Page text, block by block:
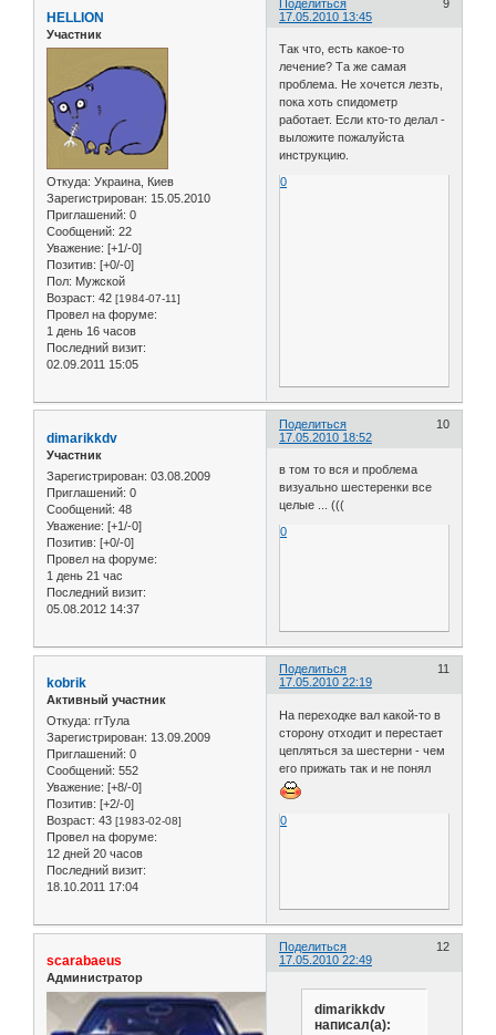
Поделиться
9
17.05.2010 13:45
HELLION
Участник
Откуда: Украина, Киев
Зарегистрирован: 15.05.2010
Приглашений: 0
Сообщений: 22
Уважение: [+1/-0]
Позитив: [+0/-0]
Пол: Мужской
Возраст: 42 [1984-07-11]
Провел на форуме:
1 день 16 часов
Последний визит:
02.09.2011 15:05
Так что, есть какое-то
лечение? Та же самая
проблема. Не хочется лезть,
пока хоть спидометр
работает. Если кто-то делал -
выложите пожалуйста
инструкцию.
0
Поделиться
10
17.05.2010 18:52
dimarikkdv
Участник
Зарегистрирован: 03.08.2009
Приглашений: 0
Сообщений: 48
Уважение: [+1/-0]
Позитив: [+0/-0]
Провел на форуме:
1 день 21 час
Последний визит:
05.08.2012 14:37
в том то вся и проблема
визуально шестеренки все
целые ... (((
0
Поделиться
11
17.05.2010 22:19
kobrik
Активный участник
Откуда: ггТула
Зарегистрирован: 13.09.2009
Приглашений: 0
Сообщений: 552
Уважение: [+8/-0]
Позитив: [+2/-0]
Возраст: 43 [1983-02-08]
Провел на форуме:
12 дней 20 часов
Последний визит:
18.10.2011 17:04
На переходке вал какой-то в
сторону отходит и перестает
цепляться за шестерни - чем
его прижать так и не понял
0
Поделиться
12
17.05.2010 22:49
scarabaeus
Администратор
dimarikkdv
написал(а):